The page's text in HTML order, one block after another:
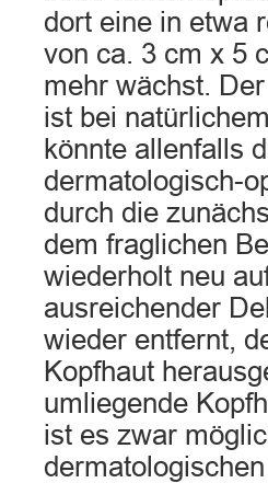
dort eine in etwa
von ca. 3 cm x 5
mehr wächst.
ist bei
könnte allenfalls
dermatologisch-
durch die
dem fraglichen
wiederholt neu
ausreichender
wieder entfernt,
Kopfhaut
umliegende
ist es zwar